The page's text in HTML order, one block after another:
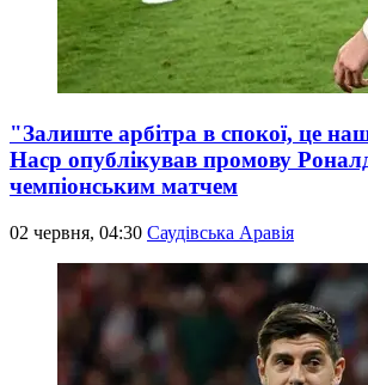
"Залиште арбітра в спокої, це
Наср опублікував промову
чемпіонським матчем
02 червня, 04:30 Саудівська Аравія